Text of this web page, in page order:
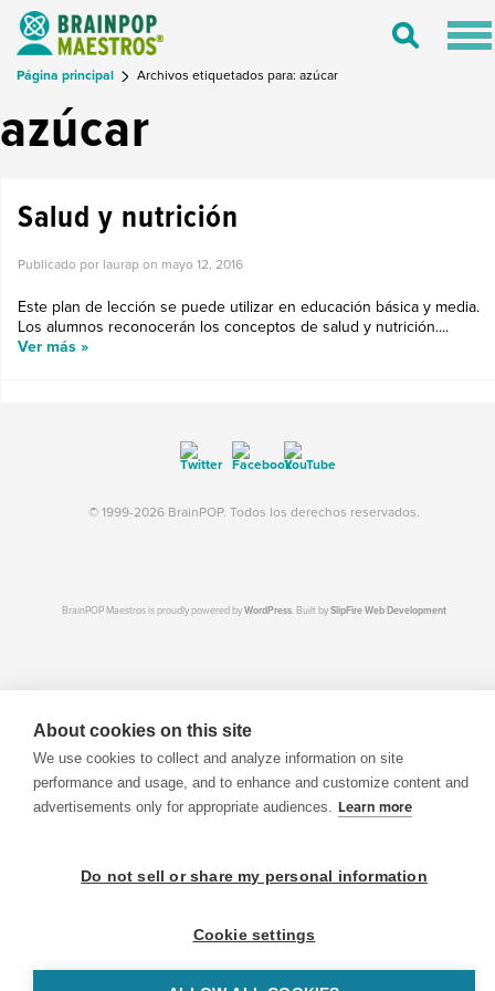
Toggle
Página principal Archivos etiquetados para: azúcar
azúcar
Salud y nutrición
Publicado por laurap on mayo 12, 2016
Este plan de lección se puede utilizar en educación básica y media.
Los alumnos reconocerán los conceptos de salud y nutrición....
Ver más »
© 1999-2026 BrainPOP. Todos los derechos reservados.
BrainPOP Maestros is proudly powered byWordPress. Built bySlipFire Web Development
About cookies on this site
We use cookies to collect and analyze information on site
performance and usage, and to enhance and customize content and
advertisements only for appropriate audiences. Learn more
Do not sell or share my personal information
Cookie settings